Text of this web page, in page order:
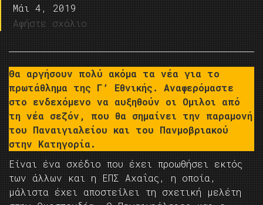
Μάι 4, 2019
Αφήστε σχόλιο
Θα αργήσουν πολύ ακόμα τα νέα για το
πρωτάθλημα της Γ’ Εθνικής. Αναφερόμαστε
στο ενδεχόμενο να αυξηθούν οι Ομιλοι από
τη νέα σεζόν, που θα σημαίνει την παραμονή
του Παναιγιαλείου και του Πανμοβριακού
στην Κατηγορία.
Είναι ένα σχέδιο που έχει προωθήσει εκτός
των άλλων και η ΕΠΣ Αχαΐας, η οποία,
μάλιστα έχει αποστείλει τη σχετική μελέτη